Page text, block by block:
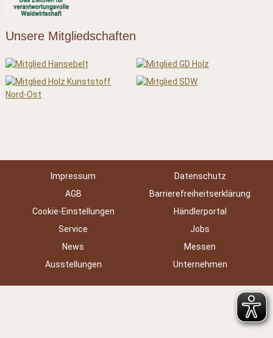
Unsere Mitgliedschaften
Impressum
Datenschutz
AGB
Barrierefreiheitserklärung
Cookie-Einstellungen
Händlerportal
Service
Jobs
News
Messen
Ausstellungen
Unternehmen